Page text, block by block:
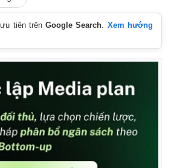
ưu tiên trênGoogle Search. Xem hướng